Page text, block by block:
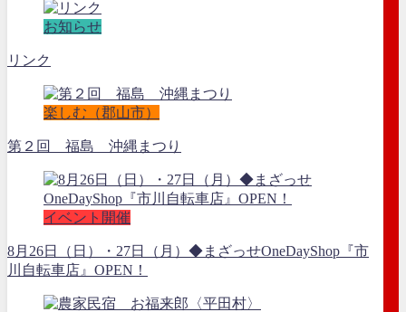
お知らせ
リンク
楽しむ（郡山市）
第２回 福島 沖縄まつり
イベント開催
8月26日（日）・27日（月）◆まざっせOneDayShop『市
川自転車店』OPEN！